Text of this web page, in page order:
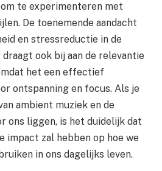
te experimenteren met
De toenemende aandacht
en stressreductie in de
ook bij aan de relevantie
het een effectief
ontspanning en focus. Als je
ambient muziek en de
ons liggen, is het duidelijk dat
impact zal hebben op hoe we
in ons dagelijks leven.